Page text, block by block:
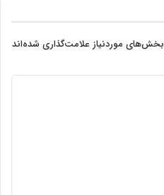
بخش‌های موردنیاز علامت‌گذاری شده‌اند